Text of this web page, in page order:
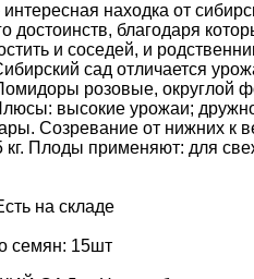
интересная находка от
достоинств, благодаря
и соседей, и
сад отличается
розовые, округлой
высокие урожаи;
Созревание от нижних к
кг. Плоды применяют: для
на складе
семян: 15шт